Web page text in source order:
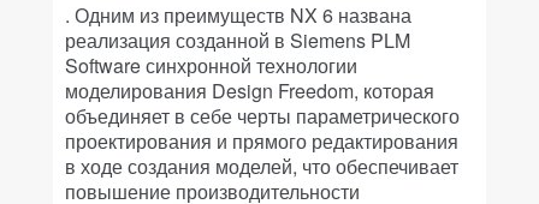
. Одним из преимуществ NX 6 названа
реализация созданной в Siemens PLM
Software синхронной технологии
моделирования Design Freedom, которая
объединяет в себе черты параметрического
проектирования и прямого редактирования
в ходе создания моделей, что обеспечивает
повышение производительности